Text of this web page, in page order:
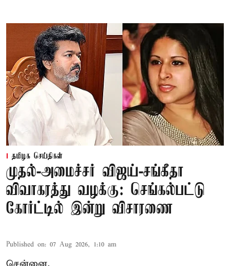
தமிழக செய்திகள்
முதல்-அமைச்சர் விஜய்-சங்கீதா
விவாகரத்து வழக்கு: செங்கல்பட்டு
கோர்ட்டில் இன்று விசாரணை
Published on: 07 Aug 2026, 1:10 am